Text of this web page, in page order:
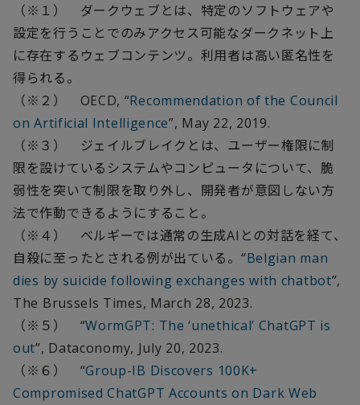
（※１） ダークウェブとは、特定のソフトウェアや
設定を行うことでのみアクセス可能なダークネット上
に存在するウェブコンテンツ。利用者は高い匿名性を
得られる。
（※２） OECD, “Recommendation of the Council
on Artificial Intelligence”, May 22, 2019.
（※３） ジェイルブレイクとは、ユーザー権限に制
限を設けているシステムやコンピュータについて、脆
弱性を突いて制限を取り外し、開発者が意図しない方
法で作動できるようにすること。
（※４） ベルギーでは通常の生成AIとの対話を経て、
自殺に至ったとされる例が出ている。“Belgian man
dies by suicide following exchanges with chatbot”,
The Brussels Times, March 28, 2023.
（※５） “WormGPT: The ‘unethical’ ChatGPT is
out”, Dataconomy, July 20, 2023.
（※６） “Group-IB Discovers 100K+
Compromised ChatGPT Accounts on Dark Web